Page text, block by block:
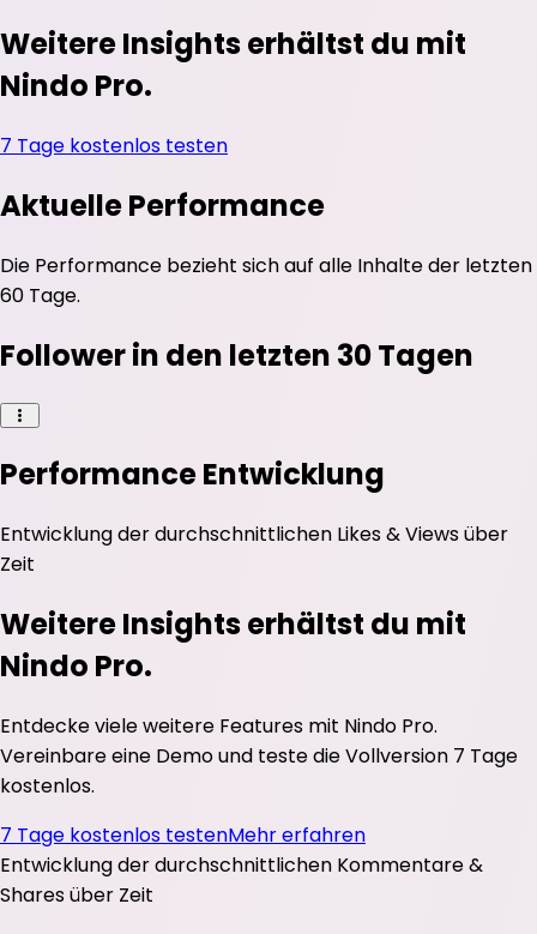
Weitere Insights erhältst du mit
Nindo Pro.
7 Tage kostenlos testen
Aktuelle Performance
Die Performance bezieht sich auf alle Inhalte der letzten
60 Tage.
Follower in den letzten 30 Tagen
Performance Entwicklung
Entwicklung der durchschnittlichen Likes&Viewsüber
Zeit
Weitere Insights erhältst du mit
Nindo Pro.
Entdecke viele weitere Features mit Nindo Pro.
Vereinbare eine Demo und teste die Vollversion 7 Tage
kostenlos.
7 Tage kostenlos testenMehr erfahren
Entwicklung der durchschnittlichen Kommentare&
Sharesüber Zeit